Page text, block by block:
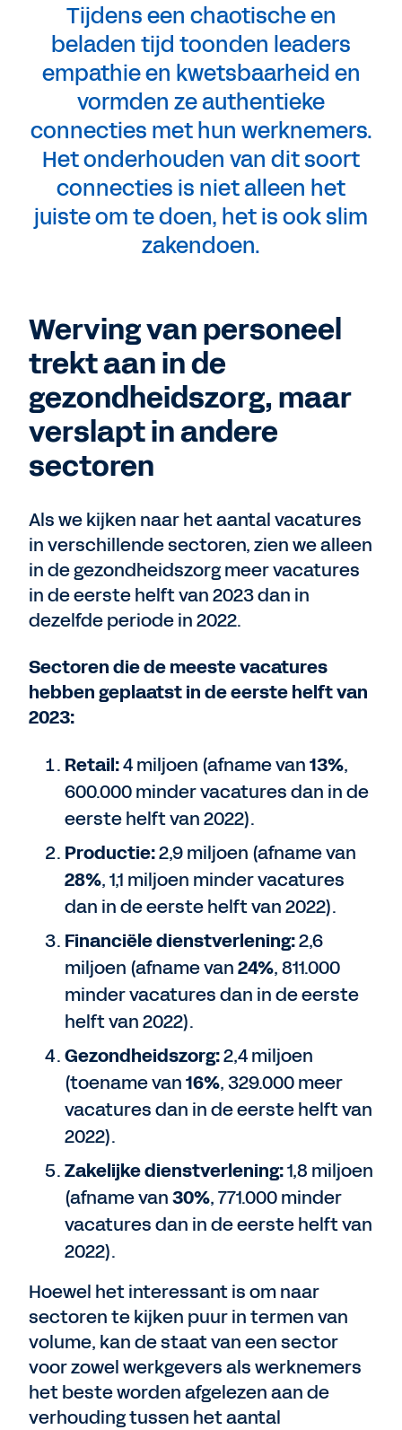
Tijdens een chaotische en
beladen tijd toonden leaders
empathie en kwetsbaarheid en
vormden ze authentieke
connecties met hun werknemers.
Het onderhouden van dit soort
connecties is niet alleen het
juiste om te doen, het is ook slim
zakendoen.
Werving van personeel
trekt aan in de
gezondheidszorg, maar
verslapt in andere
sectoren
Als we kijken naar het aantal vacatures
in verschillende sectoren, zien we alleen
in de gezondheidszorg meer vacatures
in de eerste helft van 2023 dan in
dezelfde periode in 2022.
Sectoren die de meeste vacatures
hebben geplaatst in de eerste helft van
2023:
Retail:4 miljoen (afname van13%,
600.000 minder vacatures dan in de
eerste helft van 2022).
Productie:2,9 miljoen (afname van
28%, 1,1 miljoen minder vacatures
dan in de eerste helft van 2022).
Financiële dienstverlening:2,6
miljoen (afname van24%, 811.000
minder vacatures dan in de eerste
helft van 2022).
Gezondheidszorg:2,4 miljoen
(toename van16%, 329.000 meer
vacatures dan in de eerste helft van
2022).
Zakelijke dienstverlening:1,8 miljoen
(afname van30%, 771.000 minder
vacatures dan in de eerste helft van
2022).
Hoewel het interessant is om naar
sectoren te kijken puur in termen van
volume, kan de staat van een sector
voor zowel werkgevers als werknemers
het beste worden afgelezen aan de
verhouding tussen het aantal